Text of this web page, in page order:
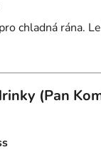
chladná rána.
(Pan